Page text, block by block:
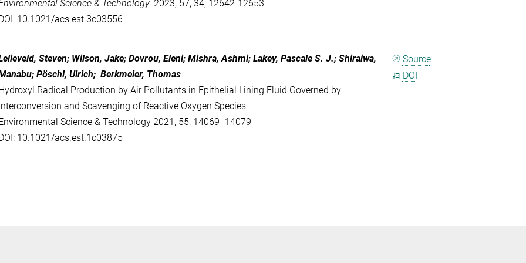
Science & Technology2023, 57, 34, 12642-12653
10.1021/acs.est.3c03556
Steven; Wilson, Jake; Dovrou, Eleni; Mishra, Ashmi; Lakey, Pascale S. J.; Shiraiwa,
Pöschl, Ulrich; Berkmeier, Thomas
Radical Production by Air Pollutants in Epithelial Lining Fluid Governed by
and Scavenging of Reactive Oxygen Species
Science & Technology 2021, 55, 14069−14079
10.1021/acs.est.1c03875
Source
DOI